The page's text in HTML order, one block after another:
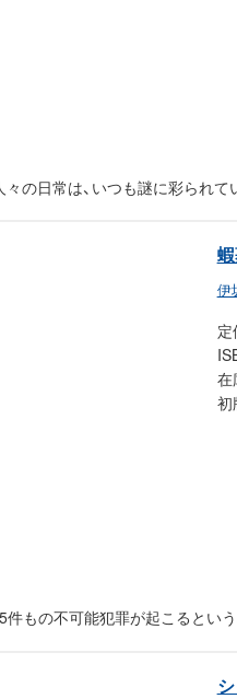
の日常は、いつも謎に彩られ
伊
定
在
初
件もの不可能犯罪が起こると